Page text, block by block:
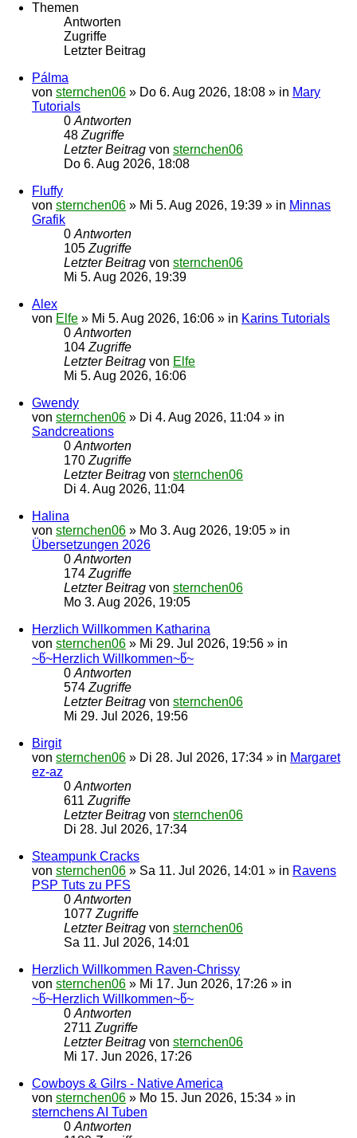
Themen
Antworten
Zugriffe
Letzter Beitrag
Pálma
von sternchen06 » Do 6. Aug 2026, 18:08 » in Mary
Tutorials
0 Antworten
48 Zugriffe
Letzter Beitrag von sternchen06
Do 6. Aug 2026, 18:08
Fluffy
von sternchen06 » Mi 5. Aug 2026, 19:39 » in Minnas
Grafik
0 Antworten
105 Zugriffe
Letzter Beitrag von sternchen06
Mi 5. Aug 2026, 19:39
Alex
von Elfe » Mi 5. Aug 2026, 16:06 » in Karins Tutorials
0 Antworten
104 Zugriffe
Letzter Beitrag von Elfe
Mi 5. Aug 2026, 16:06
Gwendy
von sternchen06 » Di 4. Aug 2026, 11:04 » in
Sandcreations
0 Antworten
170 Zugriffe
Letzter Beitrag von sternchen06
Di 4. Aug 2026, 11:04
Halina
von sternchen06 » Mo 3. Aug 2026, 19:05 » in
Übersetzungen 2026
0 Antworten
174 Zugriffe
Letzter Beitrag von sternchen06
Mo 3. Aug 2026, 19:05
Herzlich Willkommen Katharina
von sternchen06 » Mi 29. Jul 2026, 19:56 » in
~წ~Herzlich Willkommen~წ~
0 Antworten
574 Zugriffe
Letzter Beitrag von sternchen06
Mi 29. Jul 2026, 19:56
Birgit
von sternchen06 » Di 28. Jul 2026, 17:34 » in Margaret
ez-az
0 Antworten
611 Zugriffe
Letzter Beitrag von sternchen06
Di 28. Jul 2026, 17:34
Steampunk Cracks
von sternchen06 » Sa 11. Jul 2026, 14:01 » in Ravens
PSP Tuts zu PFS
0 Antworten
1077 Zugriffe
Letzter Beitrag von sternchen06
Sa 11. Jul 2026, 14:01
Herzlich Willkommen Raven-Chrissy
von sternchen06 » Mi 17. Jun 2026, 17:26 » in
~წ~Herzlich Willkommen~წ~
0 Antworten
2711 Zugriffe
Letzter Beitrag von sternchen06
Mi 17. Jun 2026, 17:26
Cowboys & Gilrs - Native America
von sternchen06 » Mo 15. Jun 2026, 15:34 » in
sternchens AI Tuben
0 Antworten